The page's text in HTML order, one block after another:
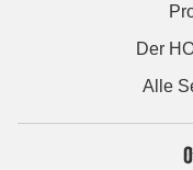
Der
Alle